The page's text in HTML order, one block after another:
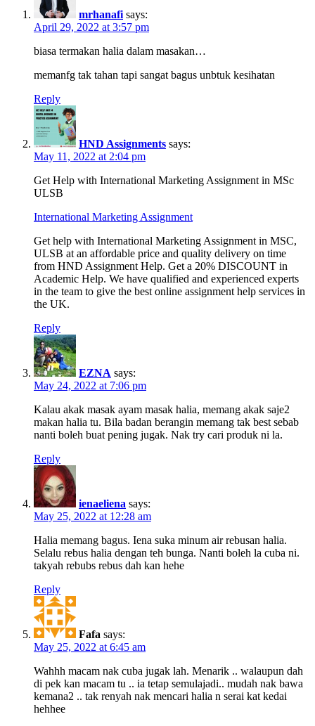
mrhanafi says:
April 29, 2022 at 3:57 pm
biasa termakan halia dalam masakan…
memanfg tak tahan tapi sangat bagus unbtuk kesihatan
Reply
HND Assignments says:
May 11, 2022 at 2:04 pm
Get Help with International Marketing Assignment in MSc
ULSB
International Marketing Assignment
Get help with International Marketing Assignment in MSC,
ULSB at an affordable price and quality delivery on time
from HND Assignment Help. Get a 20% DISCOUNT in
Academic Help. We have qualified and experienced experts
in the team to give the best online assignment help services in
the UK.
Reply
EZNA says:
May 24, 2022 at 7:06 pm
Kalau akak masak ayam masak halia, memang akak saje2
makan halia tu. Bila badan berangin memang tak best sebab
nanti boleh buat pening jugak. Nak try cari produk ni la.
Reply
ienaeliena says:
May 25, 2022 at 12:28 am
Halia memang bagus. Iena suka minum air rebusan halia.
Selalu rebus halia dengan teh bunga. Nanti boleh la cuba ni.
takyah rebubs rebus dah kan hehe
Reply
Fafa says:
May 25, 2022 at 6:45 am
Wahhh macam nak cuba jugak lah. Menarik .. walaupun dah
di pek kan macam tu .. ia tetap semulajadi.. mudah nak bawa
kemana2 .. tak renyah nak mencari halia n serai kat kedai
hehhee